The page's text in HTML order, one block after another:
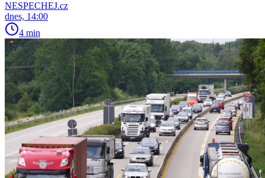
NESPECHEJ.cz
dnes, 14:00
4 min